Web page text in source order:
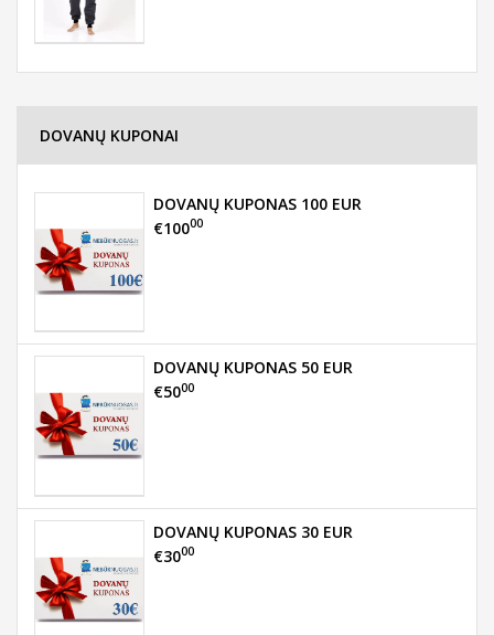
DOVANŲ KUPONAI
DOVANŲ KUPONAS 100 EUR
€10000
DOVANŲ KUPONAS 50 EUR
€5000
DOVANŲ KUPONAS 30 EUR
€3000